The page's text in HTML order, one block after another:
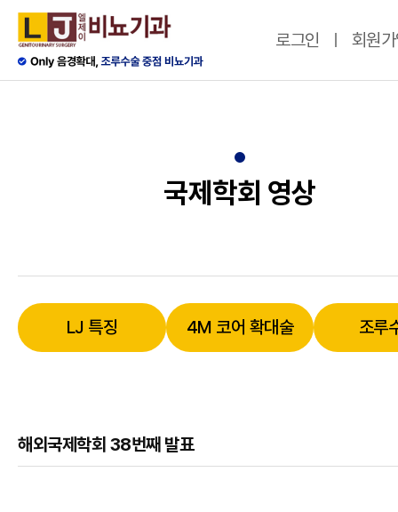
로그인 회원
국제학회 영상
LJ 특징 4M 코어 확대술 조루
해외국제학회 38번째 발표